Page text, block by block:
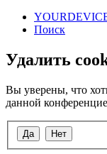
Поиск
Удалить
Вы уверены, что
данной